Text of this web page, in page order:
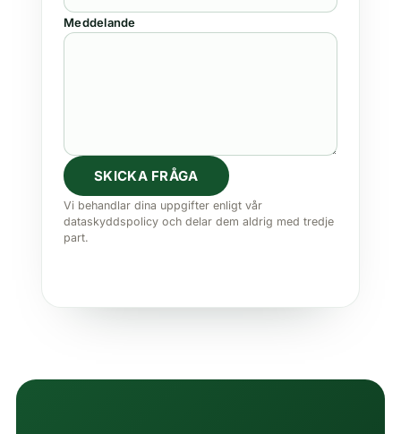
Meddelande
SKICKA FRÅGA
Vi behandlar dina uppgifter enligt vår
dataskyddspolicy och delar dem aldrig med tredje
part.